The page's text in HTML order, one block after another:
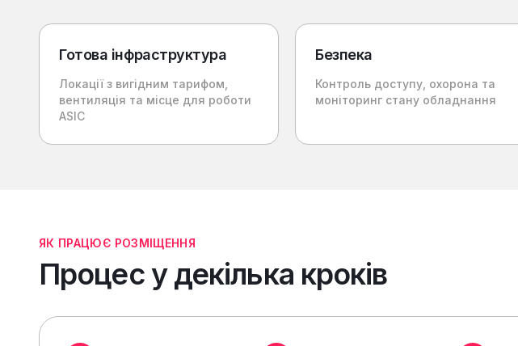
Готова інфраструктура
Локації з вигідним тарифом,
вентиляція та місце для роботи
ASIC
Безпека
Контроль доступу, охорона та
моніторинг стану обладнання
ЯК ПРАЦЮЄ РОЗМІЩЕННЯ
Процес у декілька кроків